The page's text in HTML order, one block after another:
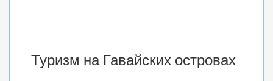
Туризм на Гавайских островах